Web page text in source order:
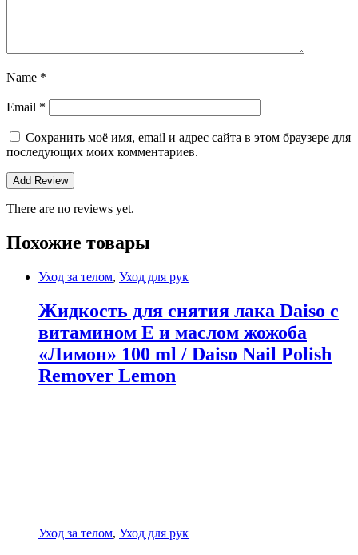
Name *
Email *
Сохранить моё имя, email и адрес сайта в этом браузере для
последующих моих комментариев.
There are no reviews yet.
Похожие товары
Уход за телом, Уход для рук
Жидкость для снятия лака Daiso с
витамином Е и маслом жожоба
«Лимон» 100 ml / Daiso Nail Polish
Remover Lemon
Уход за телом, Уход для рук